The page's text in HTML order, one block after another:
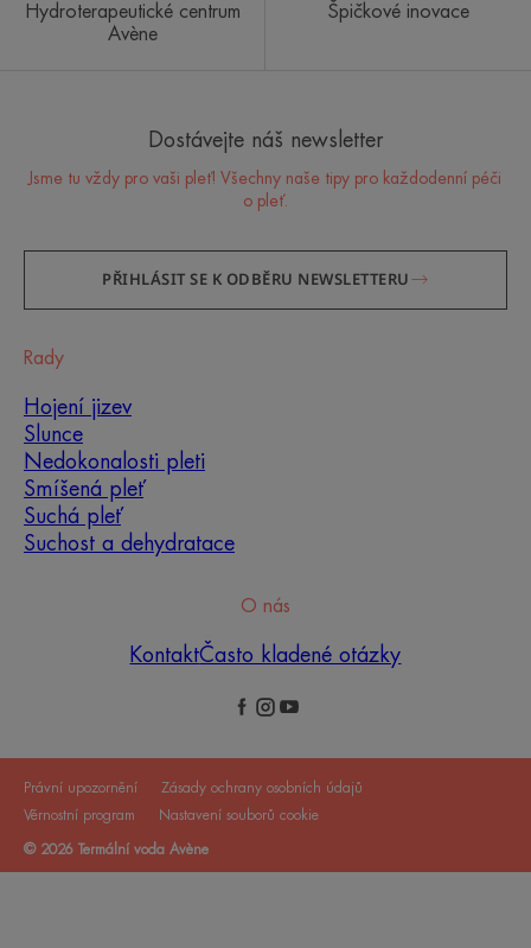
Hydroterapeutické centrum
Avène
Špičkové inovace
Dostávejte náš newsletter
Jsme tu vždy pro vaši pleť! Všechny naše tipy pro každodenní péči
o pleť.
PŘIHLÁSIT SE K ODBĚRU NEWSLETTERU
Rady
Hojení jizev
Slunce
Nedokonalosti pleti
Smíšená pleť
Suchá pleť
Suchost a dehydratace
O nás
KontaktČasto kladené otázky
Právní upozornění
Zásady ochrany osobních údajů
Věrnostní program
Nastavení souborů cookie
© 2026 Termální voda Avène